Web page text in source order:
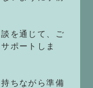
を通じて、ご
ポートしま
ちながら準備